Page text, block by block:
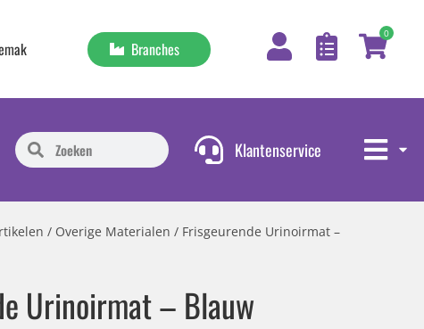
Branches
0
Klantenservice
/ Overige Materialen / Frisgeurende Urinoirmat –
Urinoirmat – Blauw